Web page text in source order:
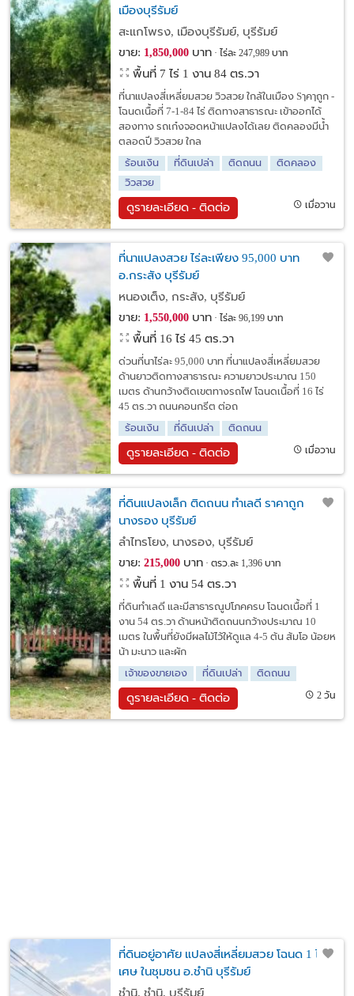
เมืองบุรีรัมย์
สะแกโพรง, เมืองบุรีรัมย์, บุรีรัมย์
ขาย: 1,850,000บาท ไร่ละ 247,989 บาท
พื้นที่ 7 ไร่ 1 งาน 84 ตร.วา
ที่นาแปลงสี่เหลี่ยมสวย วิวสวย ใกล้ในเมือง Sๅคๅถูก -
โฉนดเนื้อที่ 7-1-84 ไร่ ติดทางสาธารณะ เข้าออกได้
สองทาง รถเก๋งจอดหน้าแปลงได้เลย ติดคลองมีน้ำ
ตลอดปี วิวสวย ใกล
ร้อนเงิน
ที่ดินเปล่า ติดถนน
ติดคลอง
วิวสวย
ดูรายละเอียด - ติดต่อ เมื่อวาน
ที่นาแปลงสวย ไร่ละเพียง 95,000 บาท
อ.กระสัง บุรีรัมย์
หนองเต็ง, กระสัง, บุรีรัมย์
ขาย: 1,550,000บาท ไร่ละ 96,199 บาท
พื้นที่ 16 ไร่ 45 ตร.วา
ด่วนที่นาไร่ละ 95,000 บาท ที่นาแปลงสี่เหลี่ยมสวย
ด้านยาวติดทางสาธารณะ ความยาวประมาณ 150
เมตร ด้านกว้างติดเขตทางรถไฟ โฉนดเนื้อที่ 16 ไร่
45 ตร.วา ถนนคอนกรีต ต่อถ
ร้อนเงิน
ที่ดินเปล่า ติดถนน
ดูรายละเอียด - ติดต่อ เมื่อวาน
ที่ดินแปลงเล็ก ติดถนน ทำเลดี ราคาถูก
นางรอง บุรีรัมย์
ลำไทรโยง, นางรอง, บุรีรัมย์
ขาย: 215,000บาท ตรว.ละ 1,396 บาท
พื้นที่ 1 งาน 54 ตร.วา
ที่ดินทำเลดี และมีสาธารณูปโภคครบ โฉนดเนื้อที่ 1
งาน 54 ตร.วา ด้านหน้าติดถนนกว้างประมาณ 10
เมตร ในพื้นที่ยังมีผลไม้ไว้ให้ดูแล 4-5 ต้น ส้มโอ น้อยห
น้า มะนาว และผัก
เจ้าของขายเอง
ที่ดินเปล่า ติดถนน
ดูรายละเอียด - ติดต่อ 2 วัน
ที่ดินอยู่อาศัย แปลงสี่เหลี่ยมสวย โฉนด 1 ไร่
เศษ ในชุมชน อ.ชำนิ บุรีรัมย์
ชำนิ, ชำนิ, บุรีรัมย์